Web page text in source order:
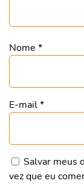
Nome *
E-mail*
Salvar meus
vez que eu